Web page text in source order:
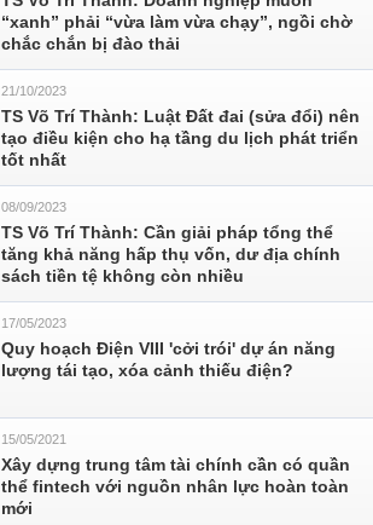
“xanh” phải “vừa làm vừa chạy”, ngồi chờ
chắc chắn bị đào thải
21/10/2023
TS Võ Trí Thành: Luật Đất đai (sửa đổi) nên
tạo điều kiện cho hạ tầng du lịch phát triển
tốt nhất
08/09/2023
TS Võ Trí Thành: Cần giải pháp tổng thể
tăng khả năng hấp thụ vốn, dư địa chính
sách tiền tệ không còn nhiều
17/05/2023
Quy hoạch Điện VIII 'cởi trói' dự án năng
lượng tái tạo, xóa cảnh thiếu điện?
15/05/2021
Xây dựng trung tâm tài chính cần có quần
thể fintech với nguồn nhân lực hoàn toàn
mới